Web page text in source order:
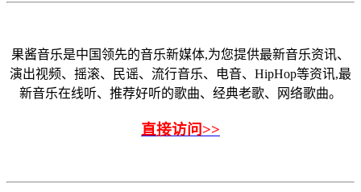
果酱音乐是中国领先的音乐新媒体,为您提供最新音乐资讯、
演出视频、摇滚、民谣、流行音乐、电音、HipHop等资讯,最
新音乐在线听、推荐好听的歌曲、经典老歌、网络歌曲。
直接访问>>